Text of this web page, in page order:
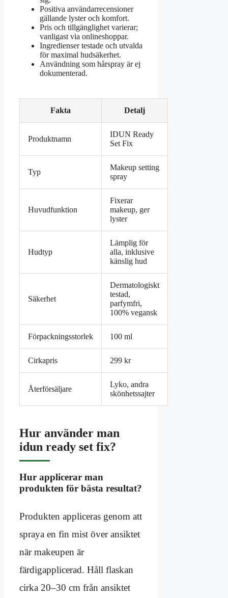
Positiva användarrecensioner
gällande lyster och komfort.
Pris och tillgänglighet varierar;
vanligast via onlineshoppar.
Ingredienser testade och utvalda
för maximal hud­säkerhet.
Användning som hårspray är ej
dokumenterad.
Fakta Detalj
Produktnamn
IDUN Ready
Set Fix
Typ
Makeup setting
spray
Huvudfunktion
Fixerar
makeup, ger
lyster
Hudtyp
Lämplig för
alla, inklusive
känslig hud
Säkerhet
Dermatologiskt
testad,
parfymfri,
100% vegansk
Förpackningsstorlek 100 ml
Cirkapris 299 kr
Återförsäljare
Lyko, andra
skönhetssajter
Hur använder man
idun ready set fix?
Hur applicerar man
produkten för bästa resultat?
Produkten appliceras genom att
spraya en fin mist över ansiktet
när makeupen är
färdigapplicerad. Håll flaskan
cirka 20–30 cm från ansiktet